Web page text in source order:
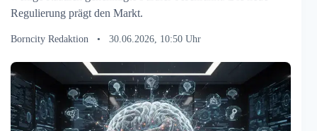
Regulierung prägt den Markt.
Borncity Redaktion • 30.06.2026, 10:50 Uhr